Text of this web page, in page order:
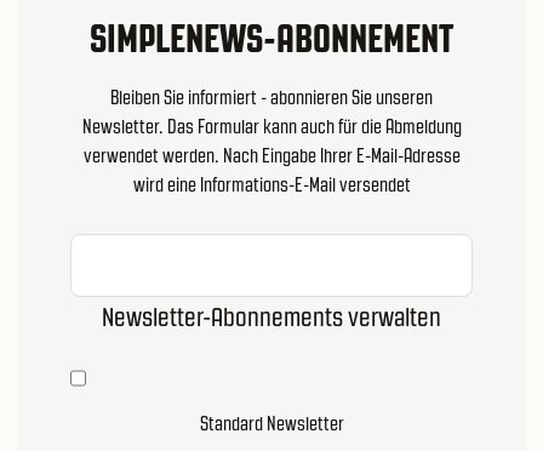
SIMPLENEWS-ABONNEMENT
Bleiben Sie informiert - abonnieren Sie unseren
Newsletter. Das Formular kann auch für die Abmeldung
verwendet werden. Nach Eingabe Ihrer E-Mail-Adresse
wird eine Informations-E-Mail versendet
Newsletter-Abonnements verwalten
Standard Newsletter